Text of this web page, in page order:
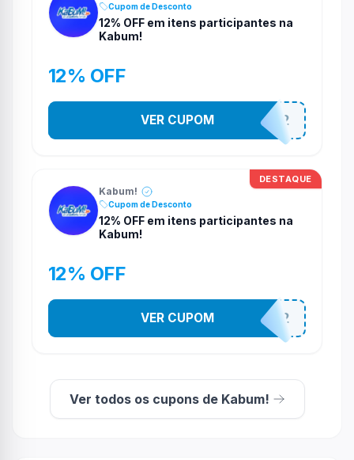
Cupom de Desconto
12% OFF em itens participantes na
Kabum!
12% OFF
TUDO12
VER CUPOM
DESTAQUE
Kabum!
Cupom de Desconto
12% OFF em itens participantes na
Kabum!
12% OFF
AV12
VER CUPOM
Ver todos os cupons de Kabum!